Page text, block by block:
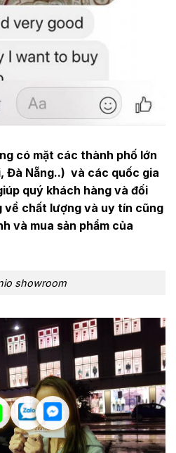
có mặt các thành phố lớn
Đà Nẵng..) và các quốc gia
quý khách hàng và đối
về chất lượng và uy tín cũng
và mua sản phẩm của
showroom